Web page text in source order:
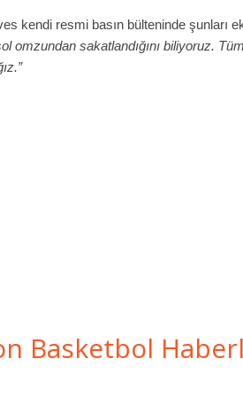
kendi resmi basın bülteninde şunları
omzundan sakatlandığını biliyoruz.
Basketbol